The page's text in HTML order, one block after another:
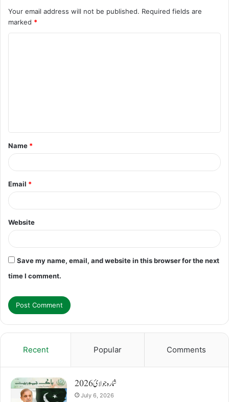
Your email address will not be published. Required fields are
marked *
t
*
Name *
Email *
Website
Save my name, email, and website in this browser for the next
time I comment.
Recent Popular Comments
شمارہ جولائ 2026
July 6, 2026